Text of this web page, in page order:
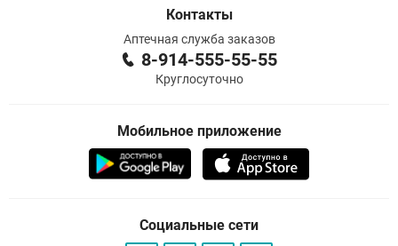
Контакты
Аптечная служба заказов
8-914-555-55-55
Круглосуточно
Мобильное приложение
Социальные сети